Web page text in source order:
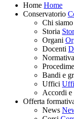
Home Home
Conservatorio
Chi siamo
Storia
Organi
Docenti
Normativa
Bandi e
Uffici
Accordi e
Offerta
News